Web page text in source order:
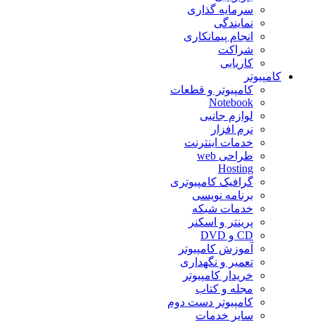
سرمایه گذاری
نمایندگی
انجام پیمانکاری
شراکت
کاریابی
کامپیوتر
کامپیوتر و قطعات
Notebook
لوازم جانبی
نرم افزار
خدمات اینترنت
طراحی web
Hosting
گرافیک کامپیوتری
برنامه نویسی
خدمات شبکه
پرینتر و اسکنر
CD و DVD
آموزش کامپیوتر
تعمیر و نگهداری
خریدار کامپیوتر
مجله و کتاب
کامپیوتر دست دوم
سایر خدمات